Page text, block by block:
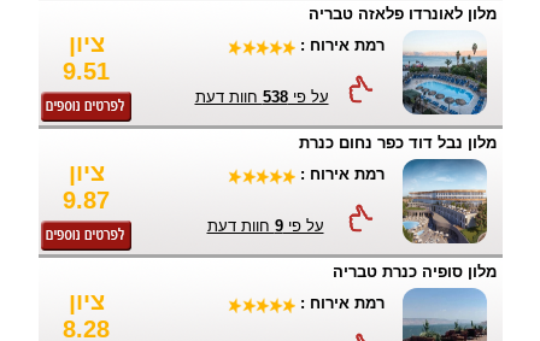
מלון לאונרדו פלאזה טבריה
ציון
9.51
רמת אירוח :
על פי538 חוות דעת
מלון נבל דוד כפר נחום כנרת
ציון
9.87
רמת אירוח :
על פי9 חוות דעת
מלון סופיה כנרת טבריה
ציון
8.28
רמת אירוח :